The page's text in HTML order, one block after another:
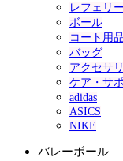
レフェリ
ボール
コート用品
バッグ
アクセサ
ケア・サ
adidas
ASICS
NIKE
バレーボール